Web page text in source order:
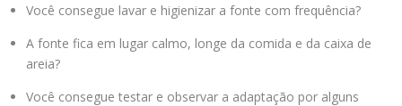
Você consegue lavar e higienizar a fonte com frequência?
A fonte fica em lugar calmo, longe da comida e da caixa de
areia?
Você consegue testar e observar a adaptação por alguns